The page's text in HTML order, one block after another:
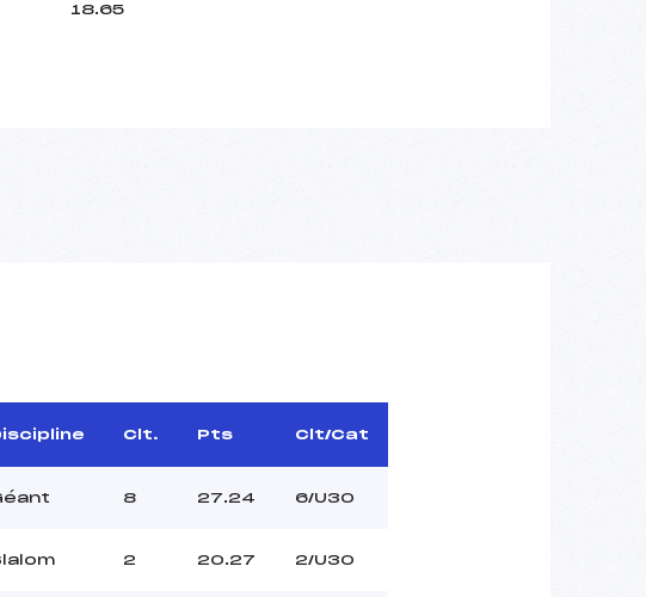
18.65
Clt. Pts Clt/Cat
8 27.24 6/U30
2 20.27 2/U30